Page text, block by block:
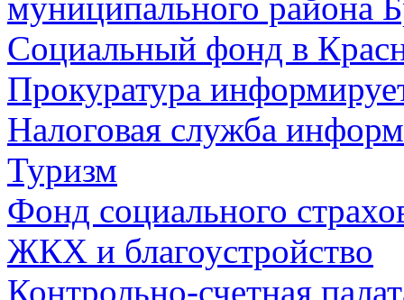
Социальный фонд в
Прокуратура
Налоговая служба
Туризм
Фонд социального
ЖКХ и благоустройство
Контрольно-счетная